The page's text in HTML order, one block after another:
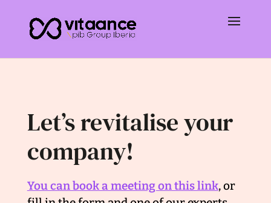
Let’s revitalise your
company!
You can book a meeting on this link, or